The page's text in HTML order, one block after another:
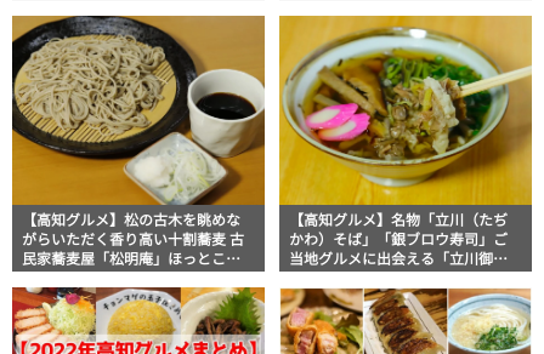
【高知グルメ】松の古木を眺めな
がらいただく香り高い十割蕎麦 古
民家蕎麦屋「松明庵」ほっとこう
【高知グルメ】名物「立川（たぢ
かわ）そば」「銀ブロウ寿司」ご
当地グルメに出会える「立川御殿